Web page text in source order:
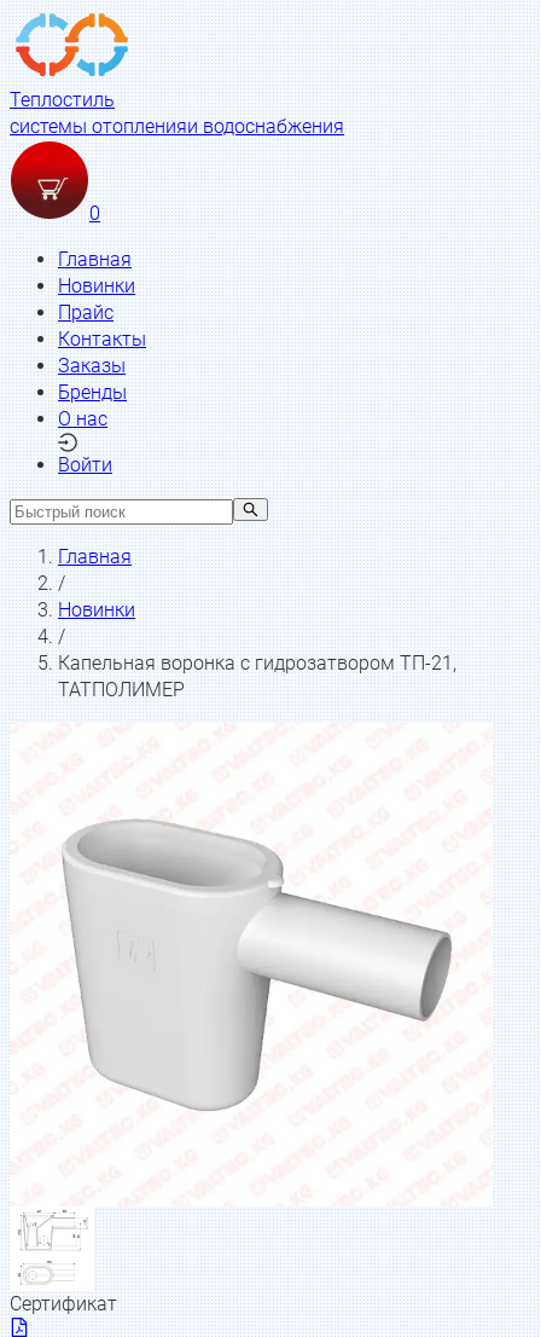
Теплостиль
системы отопленияи водоснабжения
0
Главная
Новинки
Прайс
Контакты
Заказы
Бренды
О нас
Войти
Главная
/
Новинки
/
Капельная воронка с гидрозатвором ТП-21,
ТАТПОЛИМЕР
Сертификат